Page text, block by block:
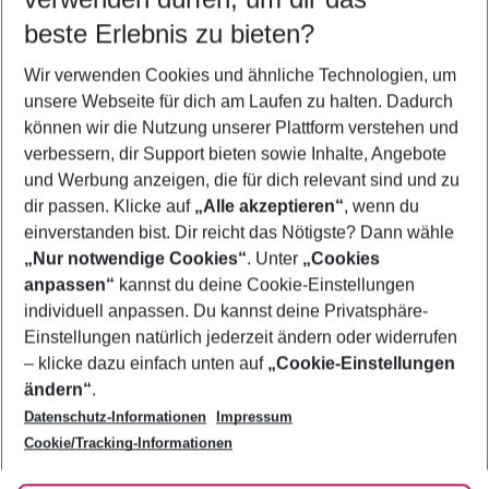
5-8 Nächte
2 Erwachsene Keine Kinder
Mehr Filter anzeigen
Footer
Footer navigation
Über uns
AGB
Bestpreisgarantie
Cookie-Einstellungen ändern
Cookie-Richtlinie
Agenturbetreuung
Barrierefreies Reisen
Folge uns
beste Erlebnis zu bieten?
Wir verwenden Cookies und ähnliche Technologien, um
unsere Webseite für dich am Laufen zu halten. Dadurch
können wir die Nutzung unserer Plattform verstehen und
verbessern, dir Support bieten sowie Inhalte, Angebote
und Werbung anzeigen, die für dich relevant sind und zu
dir passen. Klicke auf „Alle akzeptieren“, wenn du
einverstanden bist. Dir reicht das Nötigste? Dann wähle
„Nur notwendige Cookies“. Unter „Cookies
anpassen“ kannst du deine Cookie-Einstellungen
individuell anpassen. Du kannst deine Privatsphäre-
Einstellungen natürlich jederzeit ändern oder widerrufen
– klicke dazu einfach unten auf „Cookie-Einstellungen
ändern“.
Datenschutz-Informationen
Impressum
Cookie/Tracking-Informationen